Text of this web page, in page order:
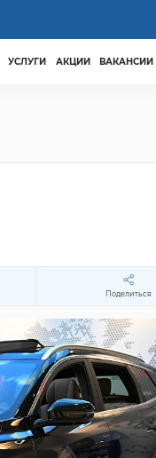
УСЛУГИ АКЦИИ ВАКАНСИИ
Поделиться